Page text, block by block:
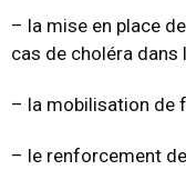
– la mise en place
cas de choléra dans
– la mobilisation de
– le renforcement